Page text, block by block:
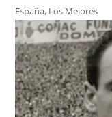
España, Los Mejores